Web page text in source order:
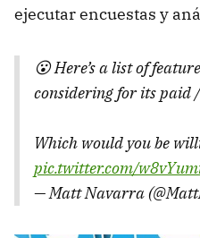
ejecutar encuestas y
😮 Here’s a list of
considering for its paid
Which would you be
pic.twitter.com/
— Matt Navarra